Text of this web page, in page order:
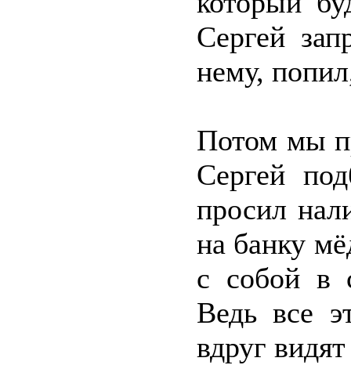
Сергей
нему,
Потом мы
Сергей
просил
на банку
с собой в
Ведь все
вдруг